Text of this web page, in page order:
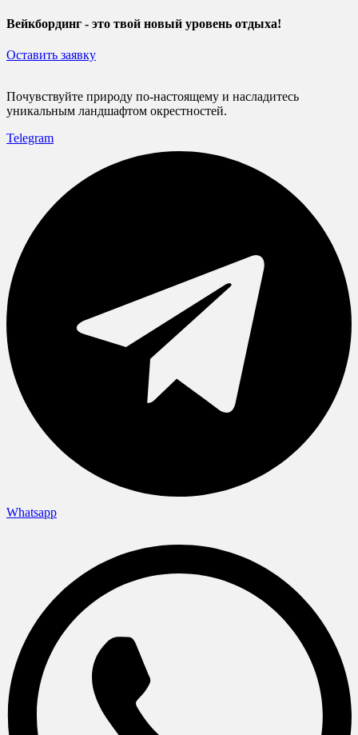
Вейкбординг - это твой новый уровень отдыха!
Оставить заявку
Почувствуйте природу по-настоящему и насладитесь
уникальным ландшафтом окрестностей.
Telegram
Whatsapp